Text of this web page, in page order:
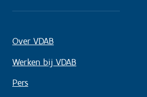
Over VDAB
Werken bij VDAB
Pers